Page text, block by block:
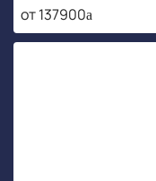
от 137900